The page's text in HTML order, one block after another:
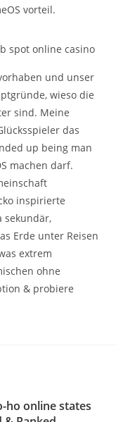
vorteil.
und unser
wieso die
sind. Meine
das
up being man
machen darf.
inspirierte
sekundär,
Erde unter Reisen
extrem
ohne
& probiere
ho online states